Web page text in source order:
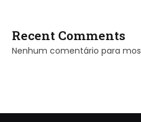
Recent Comments
Nenhum comentário para